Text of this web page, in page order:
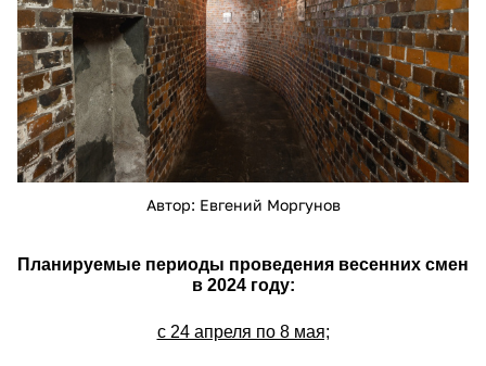
Автор: Евгений Моргунов
Планируемые периоды проведения весенних смен
в 2024 году:
с 24 апреля по 8 мая;